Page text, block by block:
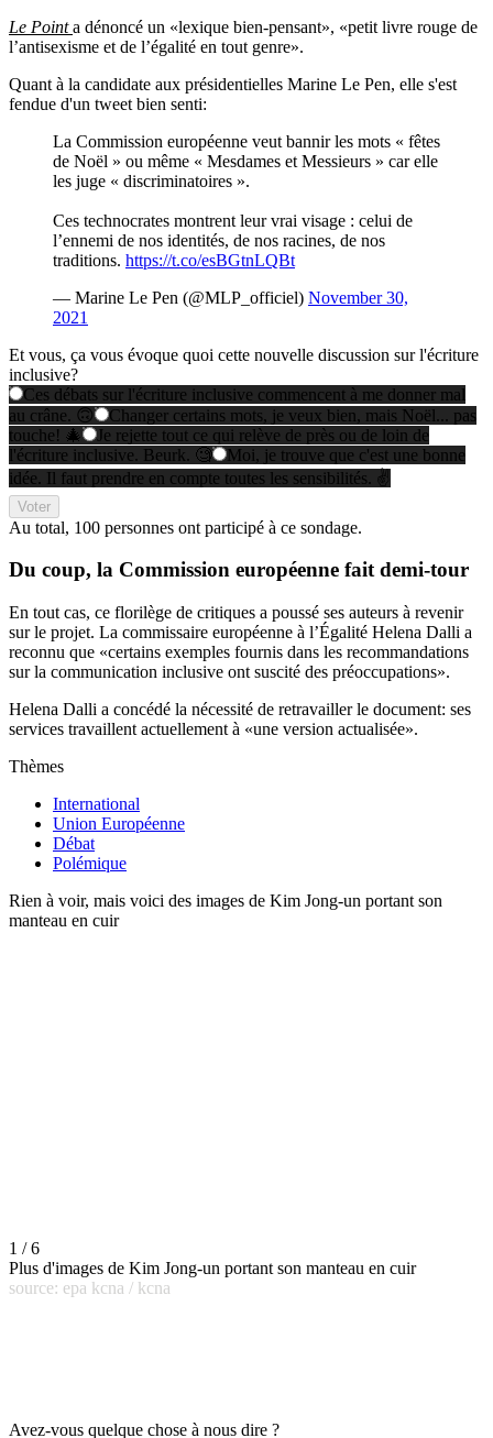
Le Point a dénoncé un «lexique bien-pensant», «petit livre rouge de
l’antisexisme et de l’égalité en tout genre».
Quant à la candidate aux présidentielles Marine Le Pen, elle s'est
fendue d'un tweet bien senti:
La Commission européenne veut bannir les mots « fêtes
de Noël » ou même « Mesdames et Messieurs » car elle
les juge « discriminatoires ».
Ces technocrates montrent leur vrai visage : celui de
l’ennemi de nos identités, de nos racines, de nos
traditions. https://t.co/esBGtnLQBt
— Marine Le Pen (@MLP_officiel) November 30,
2021
Et vous, ça vous évoque quoi cette nouvelle discussion sur l'écriture
inclusive?
Ces débats sur l'écriture inclusive commencent à me donner mal
au crâne. 🙃
Changer certains mots, je veux bien, mais Noël... pas
touche! 🎄
Je rejette tout ce qui relève de près ou de loin de
l'écriture inclusive. Beurk. 🧐
Moi, je trouve que c'est une bonne
idée. Il faut prendre en compte toutes les sensibilités. ✌️
Voter
Au total, 100 personnes ont participé à ce sondage.
Du coup, la Commission européenne faitdemi-tour
En tout cas, ce florilège de critiques a poussé ses auteurs à revenir
sur le projet. La commissaire européenne à l’Égalité Helena Dalli a
reconnu que «certains exemples fournis dans les recommandations
sur la communication inclusive ont suscité des préoccupations».
Helena Dalli a concédé la nécessité de retravailler le document: ses
services travaillent actuellement à «une version actualisée».
Thèmes
International
Union Européenne
Débat
Polémique
Rien à voir, mais voici des images de Kim Jong-un portant son
manteau en cuir
1 / 6
Plus d'images de Kim Jong-un portant son manteau en cuir
source: epa kcna / kcna
Avez-vous quelque chose à nous dire ?